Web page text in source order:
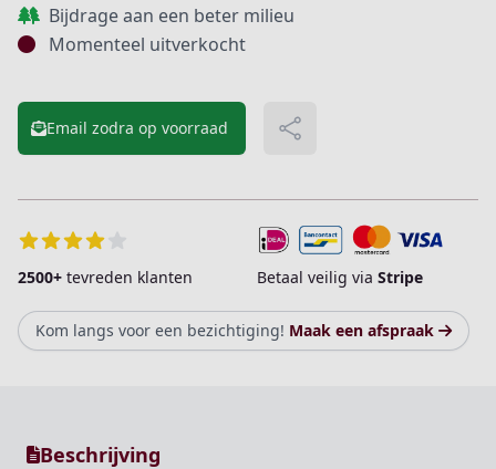
Bijdrage aan een beter milieu
Momenteel uitverkocht
Email zodra op voorraad
2500+ tevreden klanten Betaal veilig via Stripe
Kom langs voor een bezichtiging! Maak een afspraak
Beschrijving